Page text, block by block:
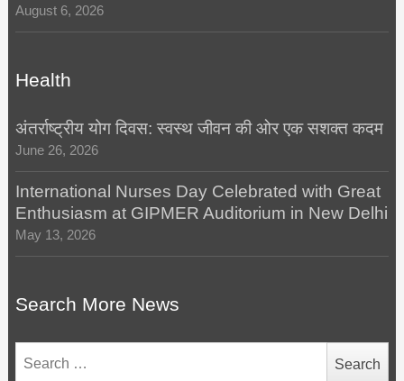
August 6, 2026
Health
अंतर्राष्ट्रीय योग दिवस: स्वस्थ जीवन की ओर एक सशक्त कदम
June 26, 2026
International Nurses Day Celebrated with Great
Enthusiasm at GIPMER Auditorium in New Delhi
May 13, 2026
Search More News
for: